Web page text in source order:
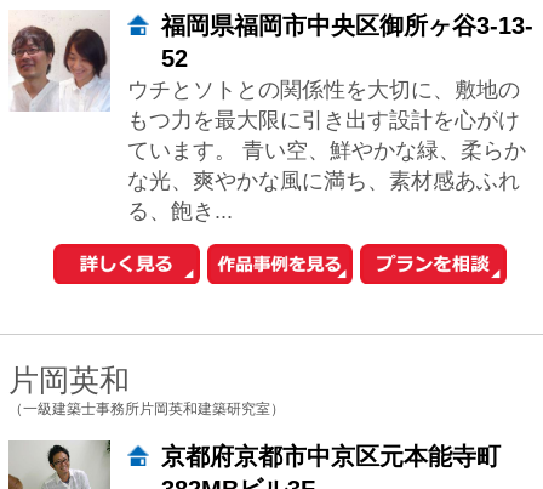
（一級建築士事務所片岡英和建築研究室）
京都府京都市中京区元本能寺町
382MBビル3F
ローコストからハイクラスまで、「心地
よい生活」のご提案。住宅、 店舗、オフ
ィス、クリニックなど幅広い分野でのお
洒落設計の経験を活かし、様々なニーズ
に柔軟な...
上る西入伊佐町233 385PLACE
ビル４F
2000年の創業以来、4名の一級建築士を
中心に、京都・西陣で、注文住宅の新築
や、店舗設計を中心に、温もりのある建